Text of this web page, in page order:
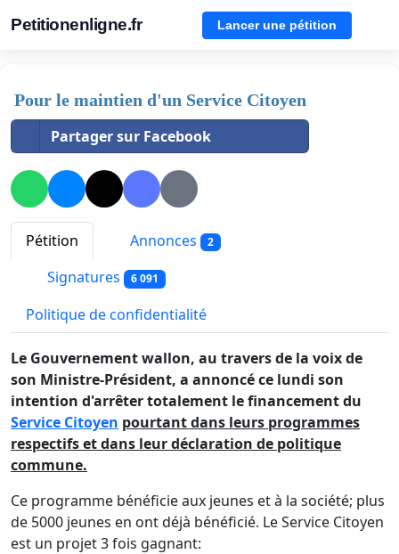
Petitionenligne.fr Lancer une pétition
Pour le maintien d'un Service Citoyen
Partager sur Facebook
Pétition Annonces 2
Signatures 6 091
Politique de confidentialité
Le Gouvernement wallon, au travers de la voix de
son Ministre-Président, a annoncé ce lundi son
intention d'arrêter totalement le financement du
Service Citoyen pourtant dans leurs programmes
respectifs et dans leur déclaration de politique
commune.
Ce programme bénéficie aux jeunes et à la société; plus
de 5000 jeunes en ont déjà bénéficié. Le Service Citoyen
est un projet 3 fois gagnant: